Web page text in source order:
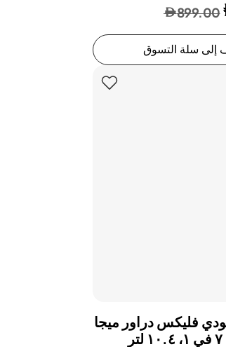
899.00
إلى سلة التسوق
فليكس دراور ميجا